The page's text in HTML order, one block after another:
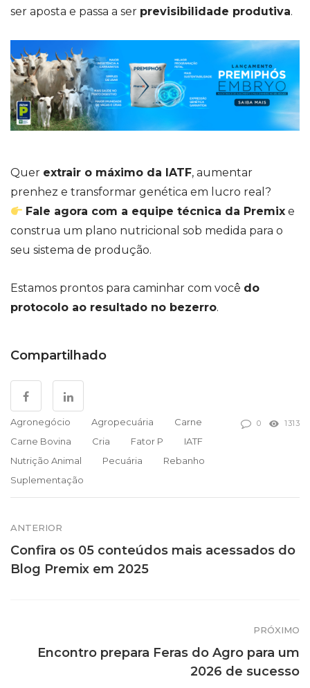
ser aposta e passa a ser previsibilidade produtiva.
Quer extrair o máximo da IATF, aumentar
prenhez e transformar genética em lucro real?
Fale agora com a equipe técnica da Premix e
construa um plano nutricional sob medida para o
seu sistema de produção.
Estamos prontos para caminhar com você do
protocolo ao resultado no bezerro.
Compartilhado
Agronegócio Agropecuária
Carne
Carne Bovina
Cria Fator P
IATF
Nutrição Animal
Pecuária
Rebanho
Suplementação
0 1313
ANTERIOR
Confira os 05 conteúdos mais acessados do
Blog Premix em 2025
PRÓXIMO
Encontro prepara Feras do Agro para um
2026 de sucesso